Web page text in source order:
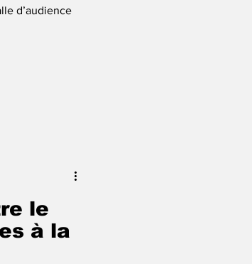
d’audience
le
à la